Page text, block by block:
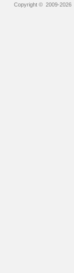
Copyright © 2009-2026